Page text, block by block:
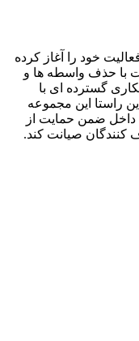
خود را آغاز کرده
است با حذف واسطه ها و
گسترده ای با
راستا این مجموعه
داخل ضمن حمایت از
کنندگان صیانت کند.